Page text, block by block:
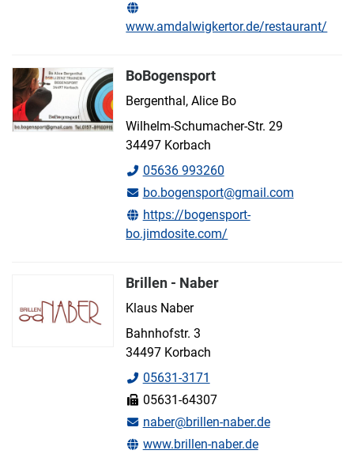
www.amdalwigkertor.de/restaurant/
BoBogensport
Bergenthal, Alice Bo
Wilhelm-Schumacher-Str. 29
34497 Korbach
05636 993260
bo.bogensport@gmail.com
https://bogensport-
bo.jimdosite.com/
Brillen - Naber
Klaus Naber
Bahnhofstr. 3
34497 Korbach
05631-3171
05631-64307
naber@brillen-naber.de
www.brillen-naber.de